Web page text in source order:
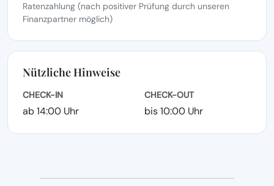
Ratenzahlung (nach positiver Prüfung durch unseren
Finanzpartner möglich)
Nützliche Hinweise
CHECK-IN
ab 14:00 Uhr
CHECK-OUT
bis 10:00 Uhr